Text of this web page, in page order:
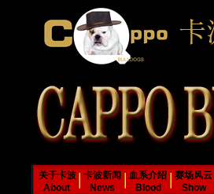
关于卡波
About
卡波新闻
News
血系介绍
Blood
赛场风云
Show